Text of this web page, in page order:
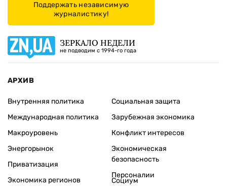
Поддержать независимую
журналистику!
ЗЕРКАЛО НЕДЕЛИ
не подводим с 1994-го года
АРХИВ
Внутренняя политика
Международная политика
Макроуровень
Энергорынок
Приватизация
Экономика регионов
Социальная защита
Зарубежная экономика
Конфликт интересов
Экономическая
безопасность
Персоналии
Социум